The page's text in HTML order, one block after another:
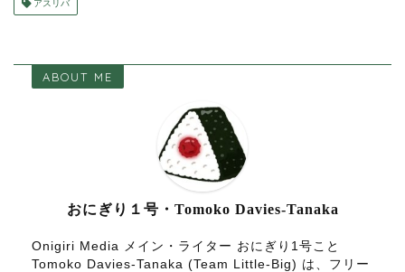
アスリバ
ABOUT ME
おにぎり１号・Tomoko Davies-Tanaka
Onigiri Media メイン・ライター おにぎり1号こと
Tomoko Davies-Tanaka (Team Little-Big) は、フリー